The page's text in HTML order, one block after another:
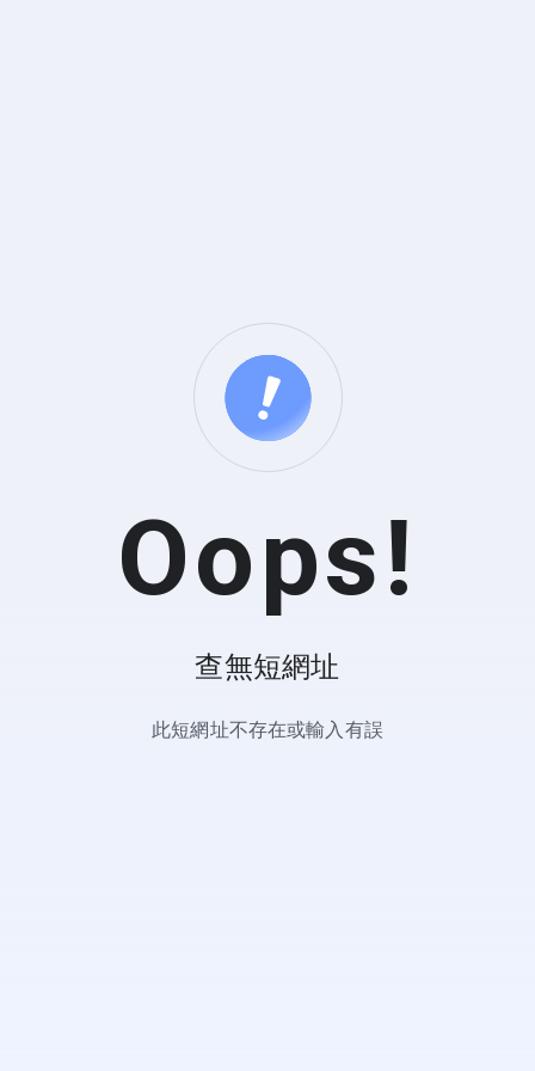
Oops!
查無短網址
此短網址不存在或輸入有誤